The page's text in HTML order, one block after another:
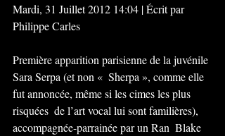
Mardi, 31 Juillet 2012 14:04 | Écrit par
Philippe Carles
Première apparition parisienne de la juvénile
Sara Serpa (et non «  Sherpa », comme elle
fut annoncée, même si les cimes les plus
risquées  de l’art vocal lui sont familières),
accompagnée-parrainée par un Ran  Blake